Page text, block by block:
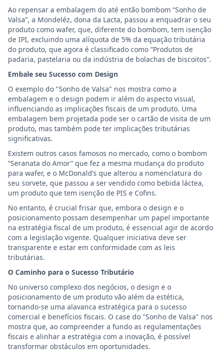
Ao repensar a embalagem do até então bombom “Sonho de
Valsa”, a Mondeléz, dona da Lacta, passou a enquadrar o seu
produto como wafer, que, diferente do bombom, tem isenção
de IPI, excluindo uma alíquota de 5% da equação tributária
do produto, que agora é classificado como “Produtos de
padaria, pastelaria ou da indústria de bolachas de biscoitos”.
Embale seu Sucesso com Design
O exemplo do "Sonho de Valsa" nos mostra como a
embalagem e o design podem ir além do aspecto visual,
influenciando as implicações fiscais de um produto. Uma
embalagem bem projetada pode ser o cartão de visita de um
produto, mas também pode ter implicações tributárias
significativas.
Existem outros casos famosos no mercado, como o bombom
“Seranata do Amor” que fez a mesma mudança do produto
para wafer, e o McDonald’s que alterou a nomenclatura do
seu sorvete, que passou a ser vendido como bebida láctea,
um produto que tem isenção de PIS e Cofins.
No entanto, é crucial frisar que, embora o design e o
posicionamento possam desempenhar um papel importante
na estratégia fiscal de um produto, é essencial agir de acordo
com a legislação vigente. Qualquer iniciativa deve ser
transparente e estar em conformidade com as leis
tributárias.
O Caminho para o Sucesso Tributário
No universo complexo dos negócios, o design e o
posicionamento de um produto vão além da estética,
tornando-se uma alavanca estratégica para o sucesso
comercial e benefícios fiscais. O case do "Sonho de Valsa" nos
mostra que, ao compreender a fundo as regulamentações
fiscais e alinhar a estratégia com a inovação, é possível
transformar obstáculos em oportunidades.